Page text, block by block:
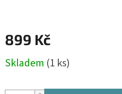
899 Kč
cena:
Skladem (1 ks)